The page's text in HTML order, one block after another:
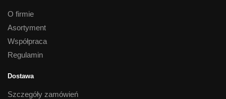
O firmie
Asortyment
Współpraca
Regulamin
Dostawa
Szczegóły zamówień